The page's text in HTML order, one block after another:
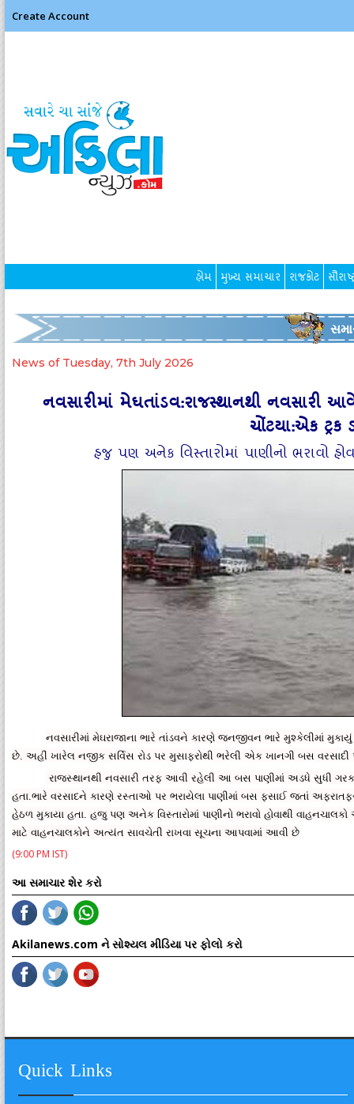
Create Account
હોમ મુખ્ય સમાચાર રાજકોટ
News of Tuesday, 7th July 2026
નવસારીમાં મેઘતાંડવ:રાજસ્થાનથી નવસારી
ચોંટયા:એક
હજુ પણ અનેક વિસ્તારોમાં પાણીનો ભરાવો
નવસારીમાં મેઘરાજાના ભારે તાંડવને કારણે જનજીવન ભારે
છે. અહીં ખારેલ નજીક સર્વિસ રોડ પર મુસાફરોથી ભરેલી એક ખાનગી બસ
રાજસ્થાનથી નવસારી તરફ આવી રહેલી આ બસ પાણીમાં અડધે સુધી
હતા.ભારે વરસાદને કારણે રસ્તાઓ પર ભરાયેલા પાણીમાં બસ ફસાઈ જતાં
હેઠળ મુકાયા હતા. હજુ પણ અનેક વિસ્તારોમાં પાણીનો ભરાવો હોવાથી
માટે વાહનચાલકોને અત્યંત સાવચેતી રાખવા સૂચના આપવામાં આવી છે
(9:00 PM IST)
આ સમાચાર શેર કરો
Akilanews.com ને સોશ્યલ મીડિયા પર ફોલો કરો
Quick Links